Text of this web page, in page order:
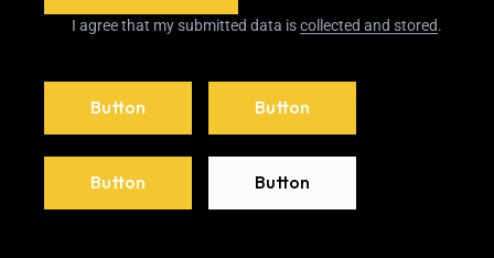
I agree that my submitted data iscollected and stored.
Button Button
Button Button